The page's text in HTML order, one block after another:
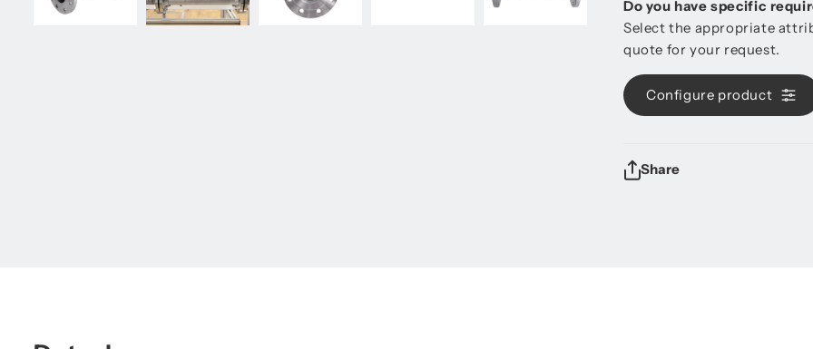
Do you have specific
Select the appropriate
quote for your request.
Configure product
Share